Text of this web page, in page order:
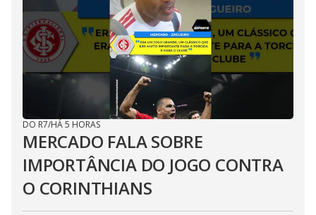
DO R7/HÁ 5 HORAS
MERCADO FALA SOBRE
IMPORTÂNCIA DO JOGO CONTRA
O CORINTHIANS